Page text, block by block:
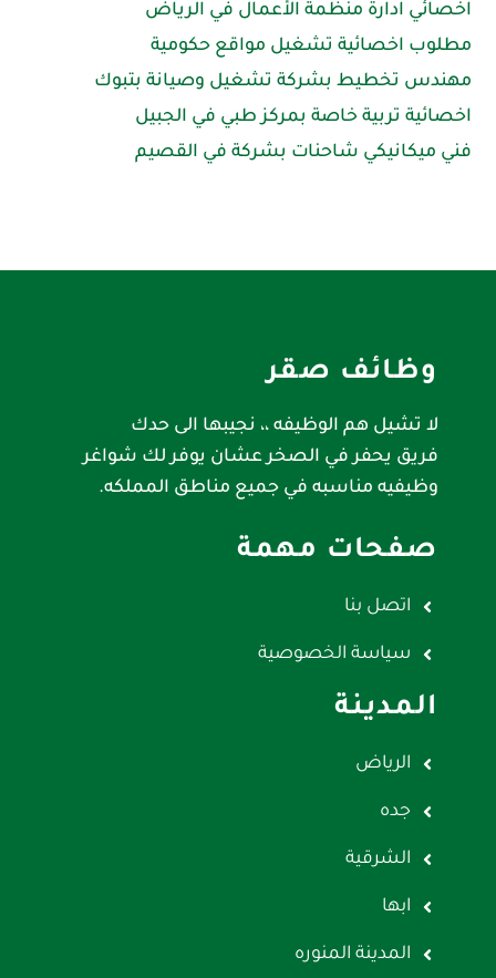
اخصائي ادارة منظمة الأعمال في الرياض
مطلوب اخصائية تشغيل مواقع حكومية
مهندس تخطيط بشركة تشغيل وصيانة بتبوك
اخصائية تربية خاصة بمركز طبي في الجبيل
فني ميكانيكي شاحنات بشركة في القصيم
وظائف صقر
لا تشيل هم الوظيفه ،، نجيبها الى حدك
فريق يحفر في الصخر عشان يوفر لك شواغر
وظيفيه مناسبه في جميع مناطق المملكه.
صفحات مهمة
اتصل بنا
سياسة الخصوصية
المدينة
الرياض
جده
الشرقية
ابها
المدينة المنوره